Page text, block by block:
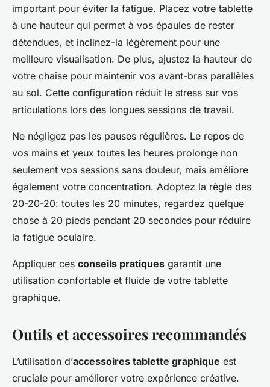
important pour éviter la fatigue. Placez votre tablette
à une hauteur qui permet à vos épaules de rester
détendues, et inclinez-la légèrement pour une
meilleure visualisation. De plus, ajustez la hauteur de
votre chaise pour maintenir vos avant-bras parallèles
au sol. Cette configuration réduit le stress sur vos
articulations lors des longues sessions de travail.
Ne négligez pas les pauses régulières. Le repos de
vos mains et yeux toutes les heures prolonge non
seulement vos sessions sans douleur, mais améliore
également votre concentration. Adoptez la règle des
20-20-20: toutes les 20 minutes, regardez quelque
chose à 20 pieds pendant 20 secondes pour réduire
la fatigue oculaire.
Appliquer ces conseils pratiques garantit une
utilisation confortable et fluide de votre tablette
graphique.
Outils et accessoires recommandés
L’utilisation d’accessoires tablette graphique est
cruciale pour améliorer votre expérience créative.